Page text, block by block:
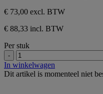
€ 73,00 excl. BTW
€ 88,33 incl. BTW
Per stuk
-
In winkelwagen
Dit artikel is momenteel niet